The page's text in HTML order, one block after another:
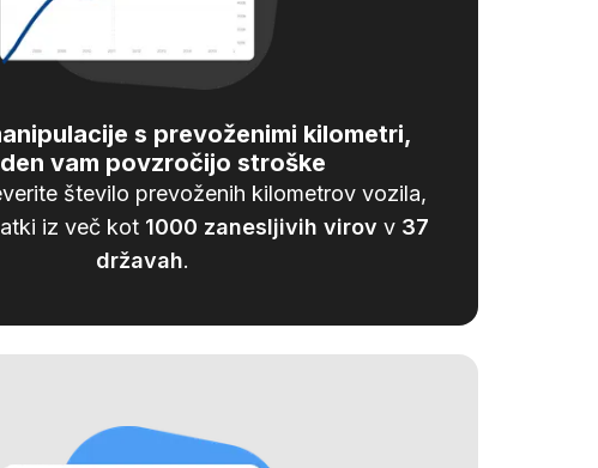
s prevoženimi kilometri,
vam povzročijo stroške
število prevoženih kilometrov vozila,
iz več kot 1000 zanesljivih virov v 37
državah.